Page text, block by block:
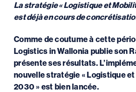
La stratégie « Logistique et
est déjà en cours de
Comme de coutume à cette
Logistics in Wallonia publie son
présente ses résultats.
nouvelle stratégie « Logistique
2030 » est bien lancée.